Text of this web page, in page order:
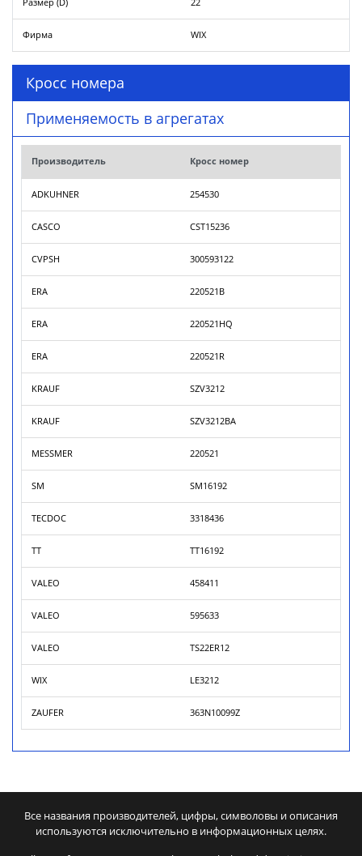
Размер (D) 22
Фирма WIX
Кросс номера
Применяемость в агрегатах
Производитель Кросс номер
ADKUHNER 254530
CASCO CST15236
CVPSH 300593122
ERA 220521B
ERA 220521HQ
ERA 220521R
KRAUF SZV3212
KRAUF SZV3212BA
MESSMER 220521
SM SM16192
TECDOC 3318436
TT TT16192
VALEO 458411
VALEO 595633
VALEO TS22ER12
WIX LE3212
ZAUFER 363N10099Z
Все названия производителей, цифры, символовы и описания
используются исключительно в информационных целях.